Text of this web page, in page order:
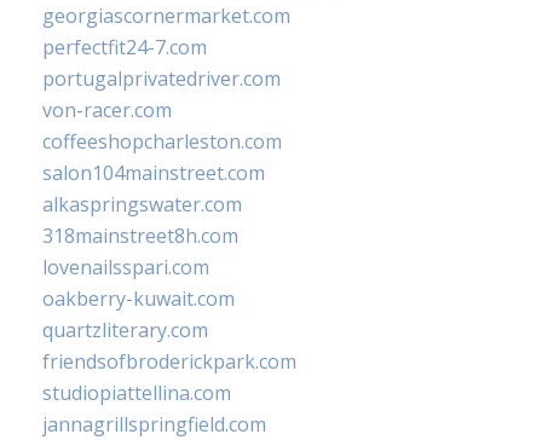
georgiascornermarket.com
perfectfit24-7.com
portugalprivatedriver.com
von-racer.com
coffeeshopcharleston.com
salon104mainstreet.com
alkaspringswater.com
318mainstreet8h.com
lovenailsspari.com
oakberry-kuwait.com
quartzliterary.com
friendsofbroderickpark.com
studiopiattellina.com
jannagrillspringfield.com